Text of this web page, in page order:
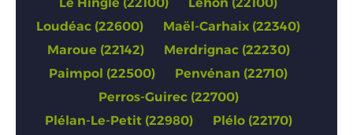
Loudéac (22600)
Maël-Carhaix (22340)
Maroue (22142)
Merdrignac (22230)
Paimpol (22500)
Penvénan (22710)
Perros-Guirec (22700)
Plélan-Le-Petit (22980)
Plélo (22170)